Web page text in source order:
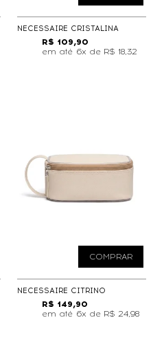
NECESSAIRE CRISTALINA
R$ 109,90
6x de R$ 18,32
COMPRAR
NECESSAIRE CITRINO
R$ 149,90
6x de R$ 24,98